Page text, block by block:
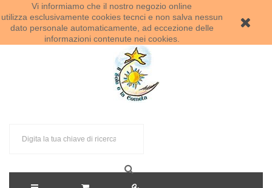
Vi informiamo che il nostro negozio online
utilizza esclusivamente cookies tecnci e non salva nessun
dato personale automaticamente, ad eccezione delle
informazioni contenute nei cookies.
Benvenuti al Sole e la Cometa!